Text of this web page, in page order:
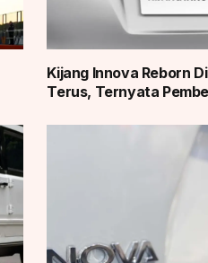
Kijang Innova Reborn
Terus, Ternyata